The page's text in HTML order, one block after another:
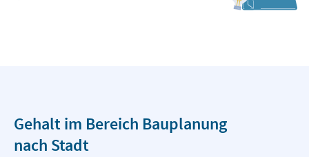
Gehalt im Bereich Bauplanung
nach Stadt